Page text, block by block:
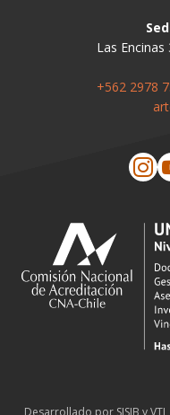
Las
+562 2978
Desarrollado por SISIB yVTI